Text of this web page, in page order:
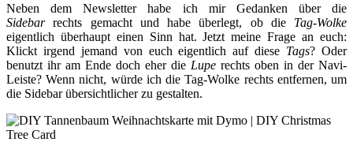
Neben dem Newsletter habe ich mir Gedanken über die
Sidebarrechts gemacht und habe überlegt, ob die Tag-Wolke
eigentlich überhaupt einen Sinn hat. Jetzt meine Frage an euch:
Klickt irgend jemand von euch eigentlich auf diese Tags? Oder
benutzt ihr am Ende doch eher die Lupe rechts oben in der Navi-
Leiste? Wenn nicht, würde ich die Tag-Wolke rechts entfernen, um
die Sidebar übersichtlicher zu gestalten.